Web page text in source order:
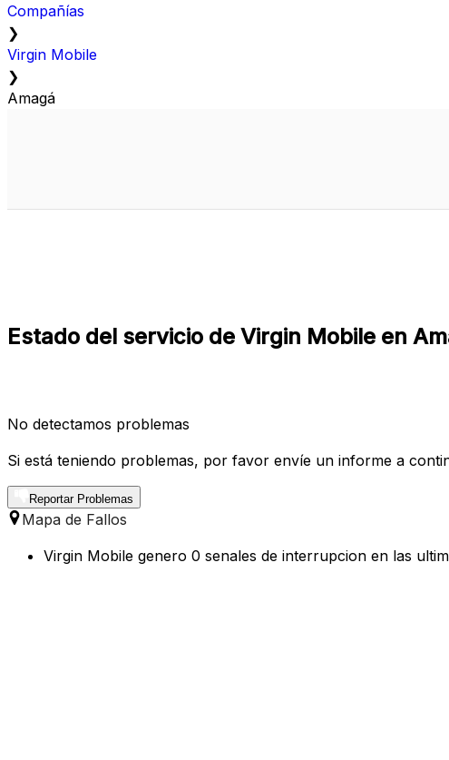
Compañías
❯
Virgin Mobile
❯
Amagá
Estado del servicio de Virgin Mobile en
No detectamos problemas
Si está teniendo problemas, por favor envíe un informe a
Reportar Problemas
Mapa de Fallos
Virgin Mobile genero 0 senales de interrupcion en las